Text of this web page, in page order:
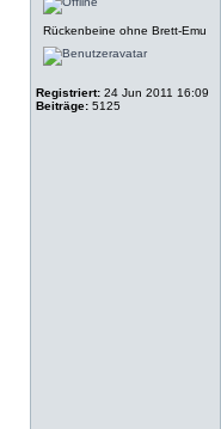
Rückenbeine ohne Brett-Emu
Registriert: 24 Jun 2011 16:09
Beiträge: 5125